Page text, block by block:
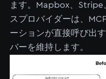
ます。Mapbox、Stripe
スプロバイダーは、
ーションが直接呼び出
バーを維持します。